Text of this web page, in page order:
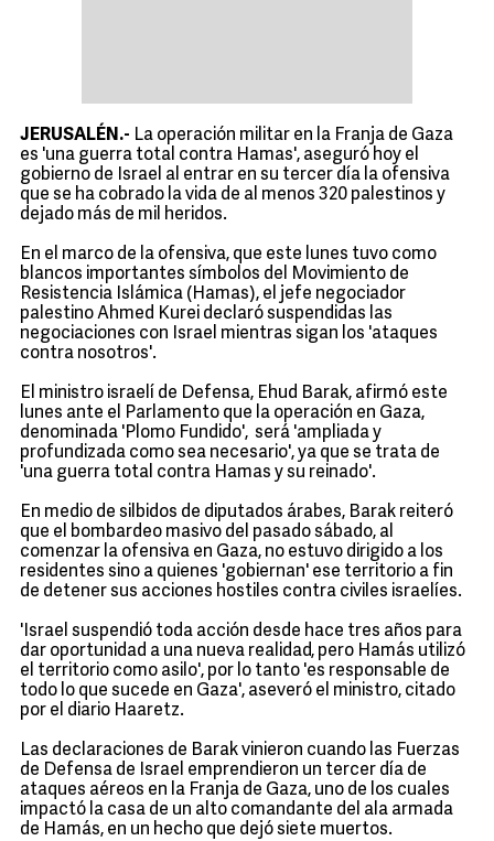
JERUSALÉN.- La operación militar en la Franja de Gaza
es 'una guerra total contra Hamas', aseguró hoy el
gobierno de Israel al entrar en su tercer día la ofensiva
que se ha cobrado la vida de al menos 320 palestinos y
dejado más de mil heridos.
En el marco de la ofensiva, que este lunes tuvo como
blancos importantes símbolos del Movimiento de
Resistencia Islámica (Hamas), el jefe negociador
palestino Ahmed Kurei declaró suspendidas las
negociaciones con Israel mientras sigan los 'ataques
contra nosotros'.
El ministro israelí de Defensa, Ehud Barak, afirmó este
lunes ante el Parlamento que la operación en Gaza,
denominada 'Plomo Fundido', será 'ampliada y
profundizada como sea necesario', ya que se trata de
'una guerra total contra Hamas y su reinado'.
En medio de silbidos de diputados árabes, Barak reiteró
que el bombardeo masivo del pasado sábado, al
comenzar la ofensiva en Gaza, no estuvo dirigido a los
residentes sino a quienes 'gobiernan' ese territorio a fin
de detener sus acciones hostiles contra civiles israelíes.
'Israel suspendió toda acción desde hace tres años para
dar oportunidad a una nueva realidad, pero Hamás utilizó
el territorio como asilo', por lo tanto 'es responsable de
todo lo que sucede en Gaza', aseveró el ministro, citado
por el diario Haaretz.
Las declaraciones de Barak vinieron cuando las Fuerzas
de Defensa de Israel emprendieron un tercer día de
ataques aéreos en la Franja de Gaza, uno de los cuales
impactó la casa de un alto comandante del ala armada
de Hamás, en un hecho que dejó siete muertos.